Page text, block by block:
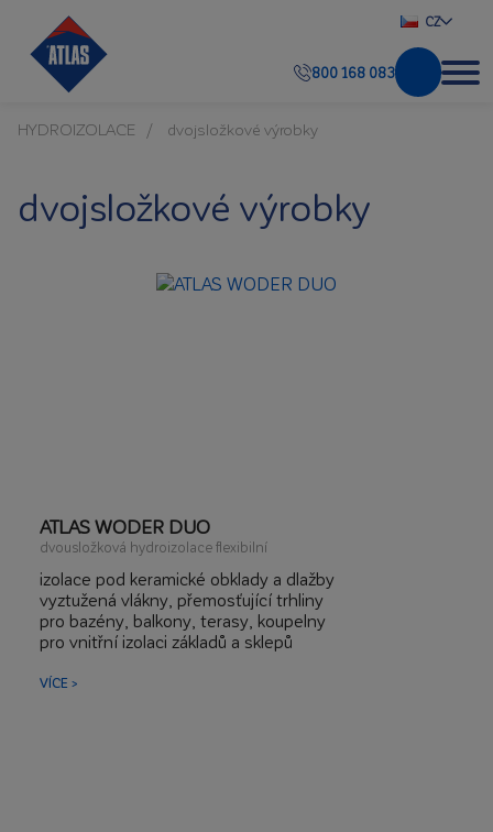
CZ
800 168 083
HYDROIZOLACE dvojsložkové výrobky
dvojsložkové výrobky
ATLAS WODER DUO
dvousložková hydroizolace flexibilní
izolace pod keramické obklady a dlažby
vyztužená vlákny, přemosťující trhliny
pro bazény, balkony, terasy, koupelny
pro vnitřní izolaci základů a sklepů
VÍCE >